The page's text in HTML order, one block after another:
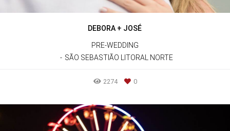
DEBORA + JOSÉ
PRE-WEDDING
SÃO SEBASTIÃO LITORAL NORTE
2274 0